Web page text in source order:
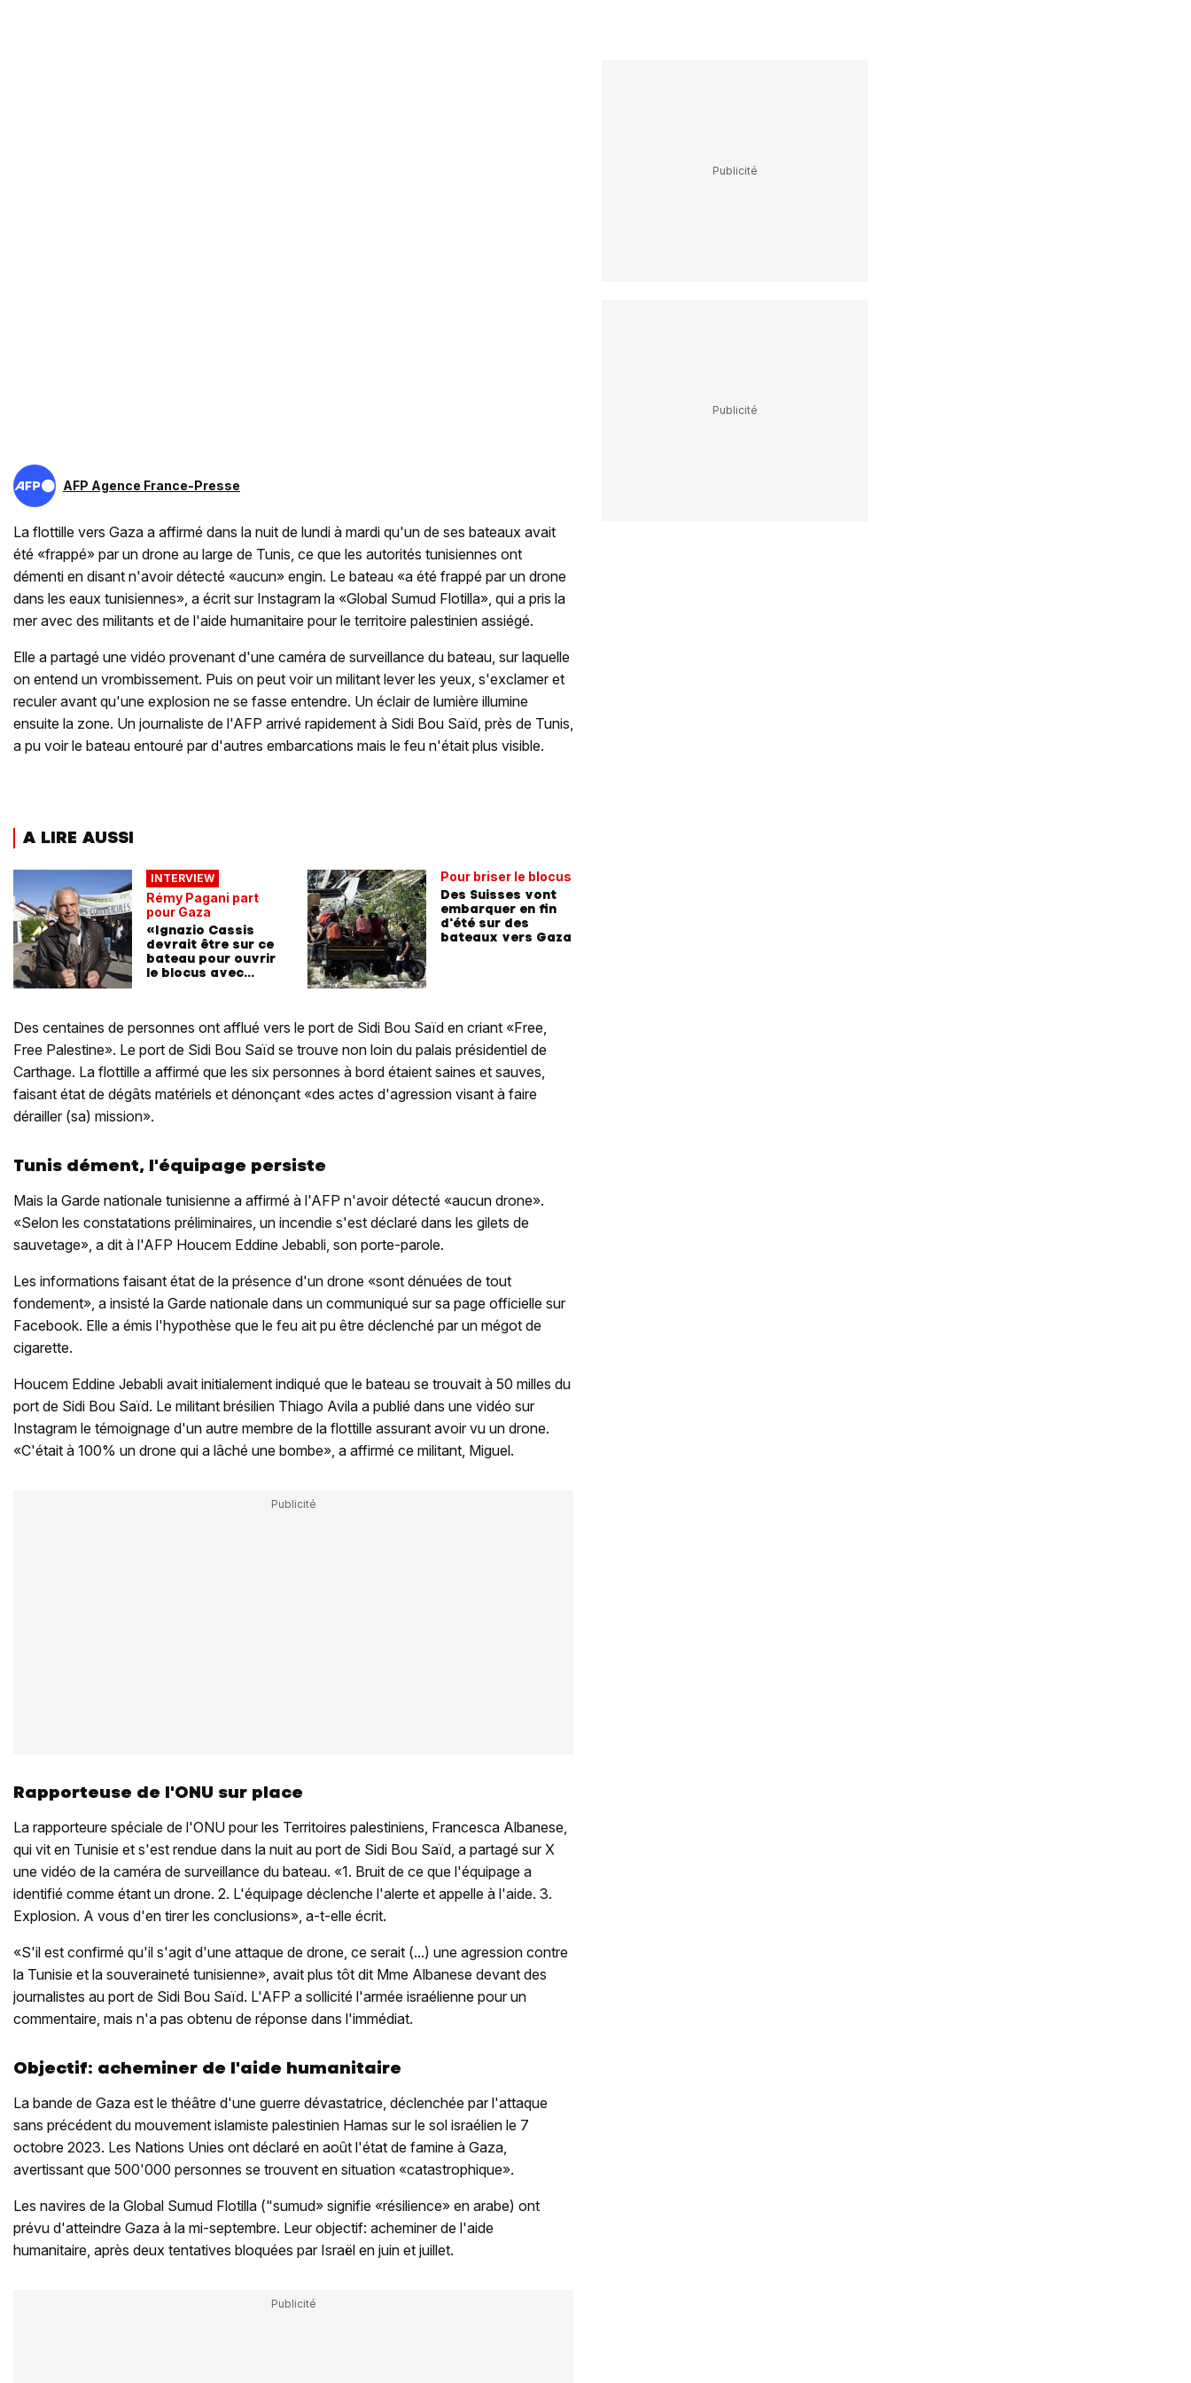
AFP Agence France-Presse
La flottille vers Gaza a affirmé dans la nuit de lundi à mardi qu'un de ses bateaux avait
été «frappé» par un drone au large de Tunis, ce que les autorités tunisiennes ont
démenti en disant n'avoir détecté «aucun» engin. Le bateau «a été frappé par un drone
dans les eaux tunisiennes», a écrit sur Instagram la «Global Sumud Flotilla», qui a pris la
mer avec des militants et de l'aide humanitaire pour le territoire palestinien assiégé.
Elle a partagé une vidéo provenant d'une caméra de surveillance du bateau, sur laquelle
on entend un vrombissement. Puis on peut voir un militant lever les yeux, s'exclamer et
reculer avant qu'une explosion ne se fasse entendre. Un éclair de lumière illumine
ensuite la zone. Un journaliste de l'AFP arrivé rapidement à Sidi Bou Saïd, près de Tunis,
a pu voir le bateau entouré par d'autres embarcations mais le feu n'était plus visible.
A LIRE AUSSI
INTERVIEW
Rémy Pagani part
pour Gaza
«Ignazio Cassis
devrait être sur ce
bateau pour ouvrir
le blocus avec
Pour briser le blocus
Des Suisses vont
embarquer en fin
d'été sur des
bateaux vers Gaza
Des centaines de personnes ont afflué vers le port de Sidi Bou Saïd en criant «Free,
Free Palestine». Le port de Sidi Bou Saïd se trouve non loin du palais présidentiel de
Carthage. La flottille a affirmé que les six personnes à bord étaient saines et sauves,
faisant état de dégâts matériels et dénonçant «des actes d'agression visant à faire
dérailler (sa) mission».
Tunis dément, l'équipage persiste
Mais la Garde nationale tunisienne a affirmé à l'AFP n'avoir détecté «aucun drone».
«Selon les constatations préliminaires, un incendie s'est déclaré dans les gilets de
sauvetage», a dit à l'AFP Houcem Eddine Jebabli, son porte-parole.
Les informations faisant état de la présence d'un drone «sont dénuées de tout
fondement», a insisté la Garde nationale dans un communiqué sur sa page officielle sur
Facebook. Elle a émis l'hypothèse que le feu ait pu être déclenché par un mégot de
cigarette.
Houcem Eddine Jebabli avait initialement indiqué que le bateau se trouvait à 50 milles du
port de Sidi Bou Saïd. Le militant brésilien Thiago Avila a publié dans une vidéo sur
Instagram le témoignage d'un autre membre de la flottille assurant avoir vu un drone.
«C'était à 100% un drone qui a lâché une bombe», a affirmé ce militant, Miguel.
Rapporteuse de l'ONU sur place
La rapporteure spéciale de l'ONU pour les Territoires palestiniens, Francesca Albanese,
qui vit en Tunisie et s'est rendue dans la nuit au port de Sidi Bou Saïd, a partagé sur X
une vidéo de la caméra de surveillance du bateau. «1. Bruit de ce que l'équipage a
identifié comme étant un drone. 2. L'équipage déclenche l'alerte et appelle à l'aide. 3.
Explosion. A vous d'en tirer les conclusions», a-t-elle écrit.
«S'il est confirmé qu'il s'agit d'une attaque de drone, ce serait (...) une agression contre
la Tunisie et la souveraineté tunisienne», avait plus tôt dit Mme Albanese devant des
journalistes au port de Sidi Bou Saïd. L'AFP a sollicité l'armée israélienne pour un
commentaire, mais n'a pas obtenu de réponse dans l'immédiat.
Objectif: acheminer de l'aide humanitaire
La bande de Gaza est le théâtre d'une guerre dévastatrice, déclenchée par l'attaque
sans précédent du mouvement islamiste palestinien Hamas sur le sol israélien le 7
octobre 2023. Les Nations Unies ont déclaré en août l'état de famine à Gaza,
avertissant que 500'000 personnes se trouvent en situation «catastrophique».
Les navires de la Global Sumud Flotilla ("sumud» signifie «résilience» en arabe) ont
prévu d'atteindre Gaza à la mi-septembre. Leur objectif: acheminer de l'aide
humanitaire, après deux tentatives bloquées par Israël en juin et juillet.